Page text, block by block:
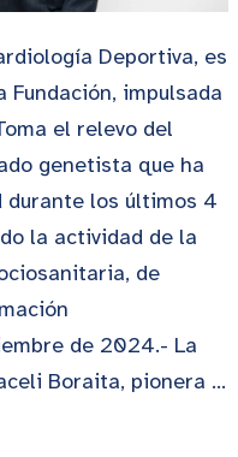
Deportiva, es
impulsada
el relevo del
genetista que ha
los últimos 4
la actividad de la
de
de 2024.- La
Boraita, pionera …